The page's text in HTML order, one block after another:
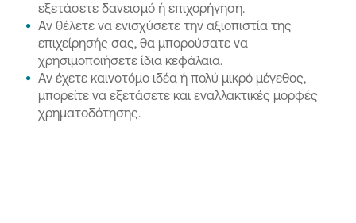
εξετάσετε δανεισμό ή επιχορήγηση.
Αν θέλετε να ενισχύσετε την αξιοπιστία της
επιχείρησής σας, θα μπορούσατε να
χρησιμοποιήσετε ίδια κεφάλαια.
Αν έχετε καινοτόμο ιδέα ή πολύ μικρό μέγεθος,
μπορείτε να εξετάσετε και εναλλακτικές μορφές
χρηματοδότησης.